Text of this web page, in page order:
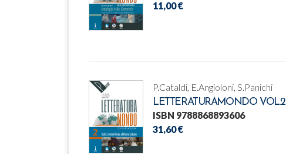
11,00 €
P.Cataldi, E.Angioloni, S.Panichi
LETTERATURAMONDO VOL.2
ISBN 9788868893606
31,60 €